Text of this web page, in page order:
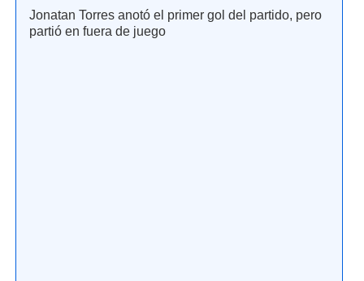
Jonatan Torres anotó el primer gol del partido, pero
partió en fuera de juego